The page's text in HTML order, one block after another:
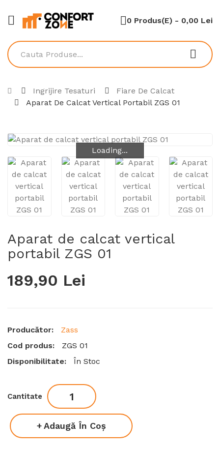
0 Produs(e) - 0,00 Lei
Ingrijire Tesaturi
Fiare De Calcat
Aparat De Calcat Vertical Portabil ZGS 01
Loading...
Loading...
Aparat de calcat vertical
portabil ZGS 01
189,90 Lei
Producător:
Zass
Cod produs:
ZGS 01
Disponibilitate:
În Stoc
Cantitate
Adaugă În Coş